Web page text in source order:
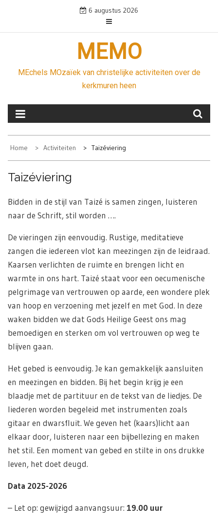
6 augustus 2026
MEMO
MEchels MOzaïek van christelijke activiteiten over de
kerkmuren heen
Home Activiteiten Taizéviering
Taizéviering
Bidden in de stijl van Taizé is samen zingen, luisteren
naar de Schrift, stil worden ….
De vieringen zijn eenvoudig. Rustige, meditatieve
zangen die iedereen vlot kan meezingen zijn de leidraad.
Kaarsen verlichten de ruimte en brengen licht en
warmte in ons hart. Taizé staat voor een oecumenische
pelgrimage van vertrouwen op aarde, een wondere plek
van hoop en verzoening met jezelf en met God. In deze
waken bidden we dat Gods Heilige Geest ons mag
bemoedigen en sterken om vol vertrouwen op weg te
blijven gaan.
Het gebed is eenvoudig. Je kan gemakkelijk aansluiten
en meezingen en bidden. Bij het begin krijg je een
blaadje met de partituur en de tekst van de liedjes. De
liederen worden begeleid met instrumenten zoals
gitaar en dwarsfluit. We geven het (kaars)licht aan
elkaar door, luisteren naar een bijbellezing en maken
het stil. Een moment van gebed en stilte in ons drukke
leven, het doet deugd.
Data 2025-2026
– Let op: gewijzigd aanvangsuur: 19.00 uur